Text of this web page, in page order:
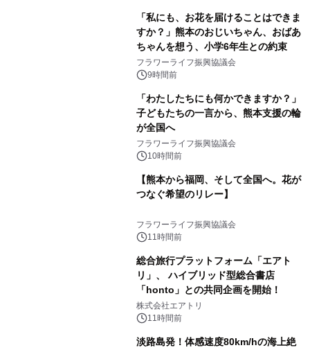
「私にも、お花を届けることはできま
すか？」熊本のおじいちゃん、おばあ
ちゃんを想う、小学6年生との約束
フラワーライフ振興協議会
9時間前
「わたしたちにも何かできますか？」
子どもたちの一言から、熊本支援の輪
が全国へ
フラワーライフ振興協議会
10時間前
【熊本から福岡、そして全国へ。花が
つなぐ希望のリレー】
フラワーライフ振興協議会
11時間前
総合旅行プラットフォーム「エアト
リ」、 ハイブリッド型総合書店
「honto」との共同企画を開始！
株式会社エアトリ
11時間前
淡路島発！体感速度80km/hの海上絶